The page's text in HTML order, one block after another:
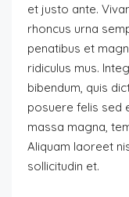
et justo ante.
rhoncus urna
penatibus et
ridiculus mus.
bibendum, quis
posuere felis sed
massa magna,
Aliquam laoreet
sollicitudin et.